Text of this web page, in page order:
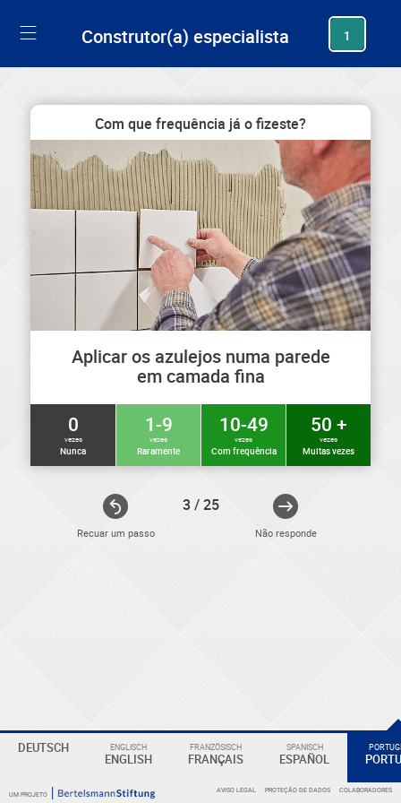
Construtor(a) especialista 1
Recuar um passo
Com que frequência já o fizeste?
Aplicar os azulejos numa parede
em camada fina
0
vezes
Nunca
1-9
vezes
Raramente
10-49
vezes
Com frequência
50 +
vezes
Muitas vezes
3 / 25
Não responde
DEUTSCH ENGLISCH
ENGLISH
FRANZÖSISCH
FRANÇAIS
SPANISCH
ESPAÑOL
UM PROJETO AVISO LEGAL PROTEÇÃO DE DADOS COLABORADORES
ELEKTRONIKER
Eine